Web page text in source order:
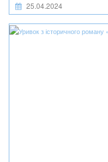
25.04.2024